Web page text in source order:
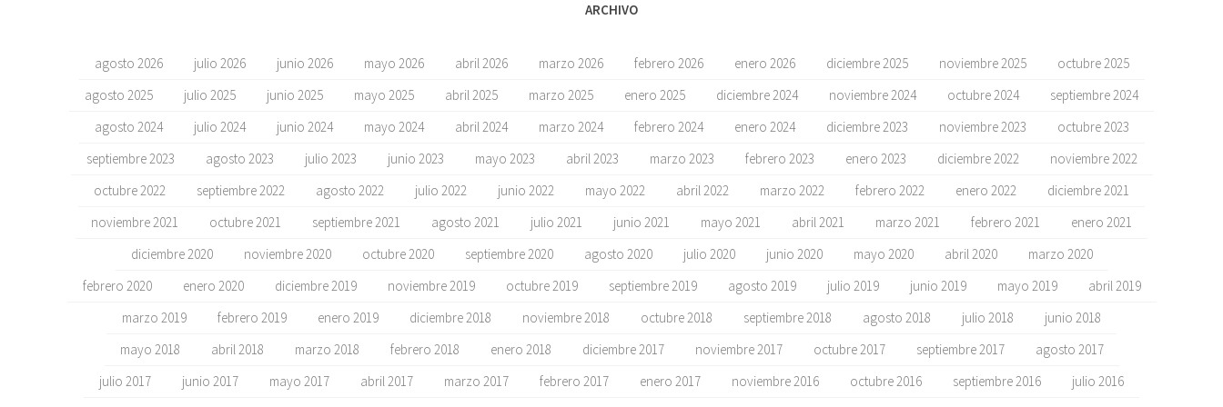
ARCHIVO
agosto 2026 julio 2026 junio 2026 mayo 2026 abril 2026 marzo 2026 febrero 2026 enero 2026 diciembre 2025 noviembre 2025
octubre 2025
agosto 2025
julio 2025 junio 2025 mayo 2025 abril 2025 marzo 2025 enero 2025 diciembre 2024 noviembre 2024 octubre 2024
septiembre 2024
agosto 2024
julio 2024 junio 2024 mayo 2024 abril 2024 marzo 2024 febrero 2024 enero 2024 diciembre 2023 noviembre 2023
octubre 2023
septiembre 2023
agosto 2023 julio 2023 junio 2023 mayo 2023 abril 2023 marzo 2023 febrero 2023 enero 2023 diciembre 2022
noviembre 2022
octubre 2022
septiembre 2022 agosto 2022 julio 2022 junio 2022 mayo 2022 abril 2022 marzo 2022 febrero 2022 enero 2022
diciembre 2021
noviembre 2021
octubre 2021 septiembre 2021 agosto 2021 julio 2021 junio 2021 mayo 2021 abril 2021 marzo 2021 febrero 2021
enero 2021
diciembre 2020
noviembre 2020 octubre 2020 septiembre 2020 agosto 2020 julio 2020 junio 2020 mayo 2020 abril 2020
marzo 2020
febrero 2020
enero 2020 diciembre 2019 noviembre 2019 octubre 2019 septiembre 2019 agosto 2019 julio 2019 junio 2019 mayo 2019
abril 2019
marzo 2019
febrero 2019 enero 2019 diciembre 2018 noviembre 2018 octubre 2018 septiembre 2018 agosto 2018 julio 2018
junio 2018
mayo 2018
abril 2018 marzo 2018 febrero 2018 enero 2018 diciembre 2017 noviembre 2017 octubre 2017 septiembre 2017
agosto 2017
julio 2017
junio 2017 mayo 2017 abril 2017 marzo 2017 febrero 2017 enero 2017 noviembre 2016 octubre 2016 septiembre 2016
julio 2016